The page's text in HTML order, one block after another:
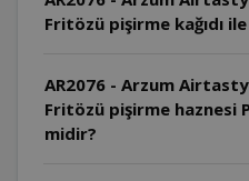
Fritözü pişirme kağıdı ile
AR2076 - Arzum
Fritözü pişirme haznesi
midir?